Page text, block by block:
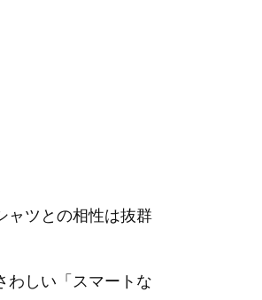
ャツとの相性は抜群
わしい「スマートな